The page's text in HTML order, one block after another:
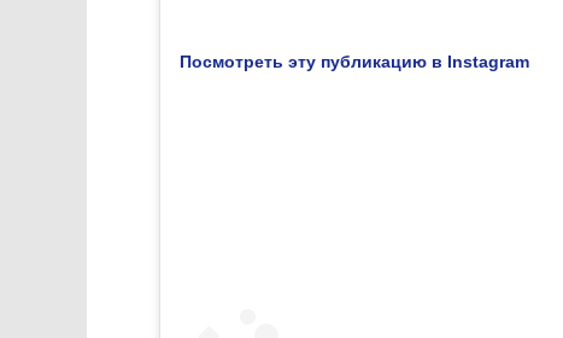
Посмотреть эту публикацию в Instagram